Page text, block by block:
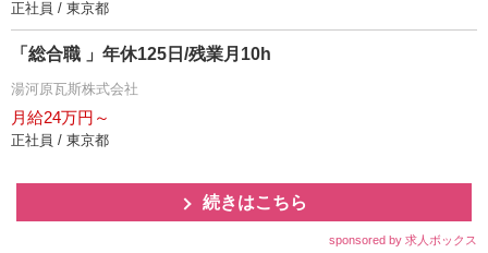
正社員 / 東京都
「総合職 」年休125日/残業月10h
湯河原瓦斯株式会社
月給24万円～
正社員 / 東京都
続きはこちら
sponsored by 求人ボックス